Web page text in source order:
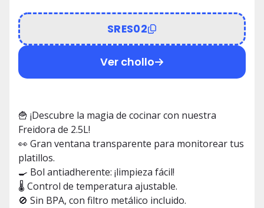
SRES02
Ver chollo
🍟 ¡Descubre la magia de cocinar con nuestra
Freidora de 2.5L!
👀 Gran ventana transparente para monitorear tus
platillos.
🍳 Bol antiadherente: ¡limpieza fácil!
🌡️ Control de temperatura ajustable.
🚫 Sin BPA, con filtro metálico incluido.